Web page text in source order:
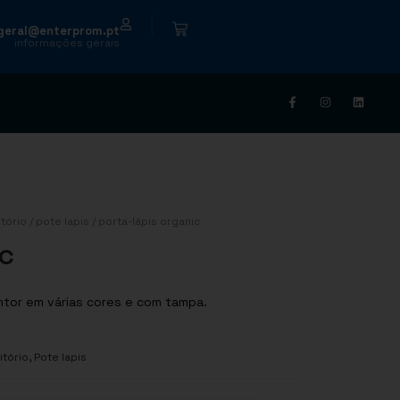
informações gerais
pote lapis / porta-lápis organic
em várias cores e com tampa.
, Pote lapis